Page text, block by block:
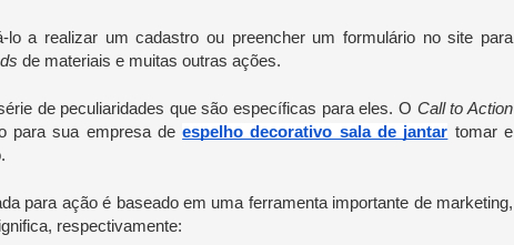
lo a realizar um cadastro ou preencher um formulário no site para
de materiais e muitas outras ações.
de peculiaridades que são específicas para eles. O Call to Action
para sua empresa de espelho decorativo sala de jantar tomar e
para ação é baseado em uma ferramenta importante de marketing,
respectivamente: